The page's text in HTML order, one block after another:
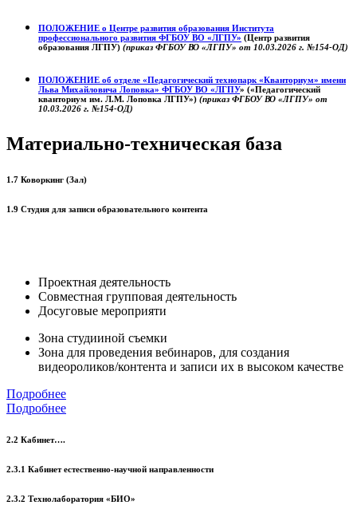
ПОЛОЖЕНИЕ о Центре развития образования Института
профессионального развития ФГБОУ ВО «ЛГПУ» (Центр развития
образования ЛГПУ) (приказ ФГБОУ ВО «ЛГПУ» от 10.03.2026 г. №154-ОД)
ПОЛОЖЕНИЕ об отделе «Педагогический технопарк «Кванториум» имени
Льва Михайловича Лоповка» ФГБОУ ВО «ЛГПУ» («Педагогический
кванториум им. Л.М. Лоповка ЛГПУ») (приказ ФГБОУ ВО «ЛГПУ» от
10.03.2026 г. №154-ОД)
Материально-техническая база
1.7 Коворкинг (Зал)
1.9 Студия для записи образовательного контента
Проектная деятельность
Совместная групповая деятельность
Досуговые мероприяти
Зона студииной съемки
Зона для проведения вебинаров, для создания
видеороликов/контента и записи их в высоком качестве
Подробнее
Подробнее
2.2 Кабинет….
2.3.1 Кабинет естественно-научной направленности
2.3.2 Технолаборатория «БИО»